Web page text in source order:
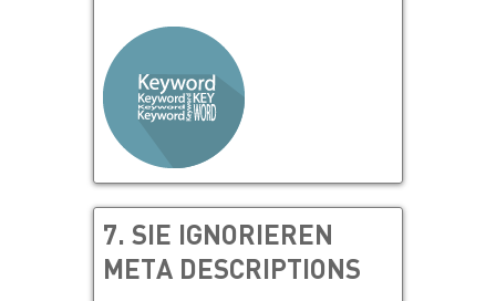
7. SIE IGNORIEREN
META DESCRIPTIONS